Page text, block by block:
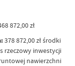
872,00 zł
378 872,00 zł środki
rzeczowy inwestycji
nawierzchni